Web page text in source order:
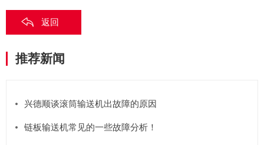
返回
推荐新闻
兴德顺谈滚筒输送机出故障的原因
链板输送机常见的一些故障分析！